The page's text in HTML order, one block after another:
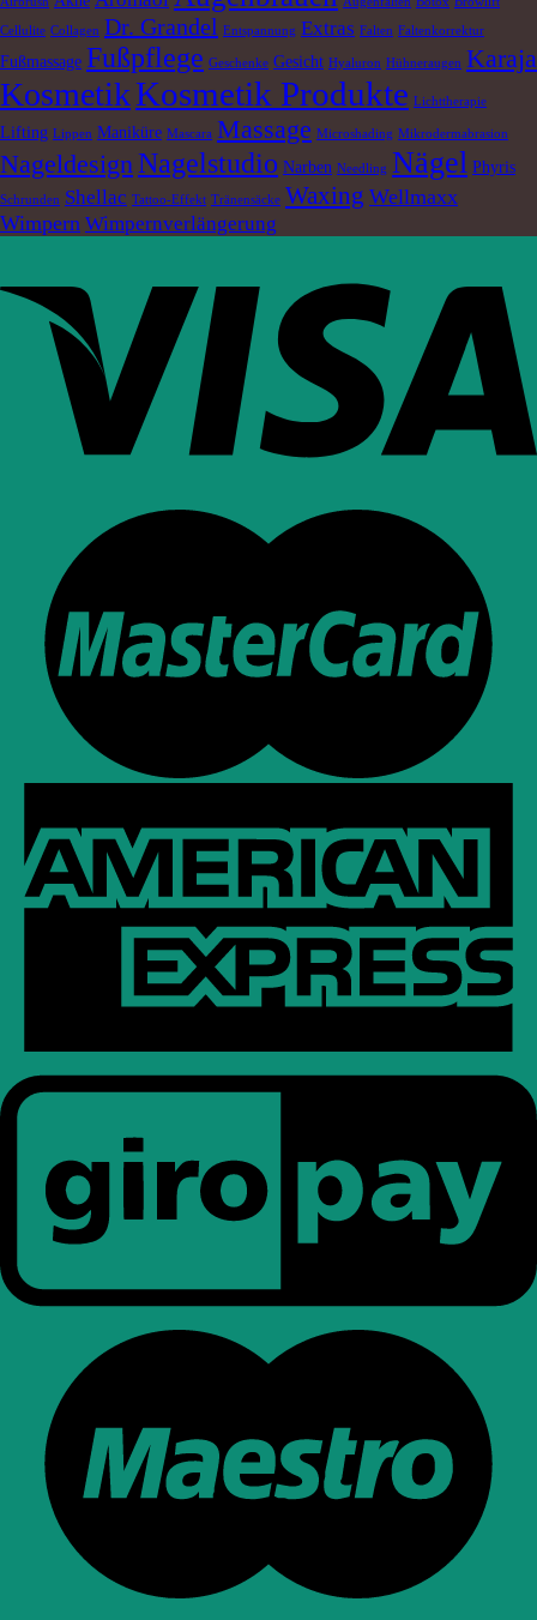
Cellulite Collagen Dr. Grandel Entspannung Extras Falten Faltenkorrektur
Fußmassage Fußpflege Geschenke Gesicht Hyaluron Hühneraugen Karaja
KosmetikKosmetik Produkte Lichttherapie
Lifting Lippen Maniküre Mascara Massage Microshading Mikrodermabrasion
NageldesignNagelstudio Narben Needling Nägel Phyris
Schrunden Shellac Tattoo-Effekt Tränensäcke Waxing Wellmaxx
Wimpern Wimpernverlängerung